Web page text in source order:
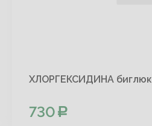
ХЛОРГЕКСИДИНА биглюк.
730